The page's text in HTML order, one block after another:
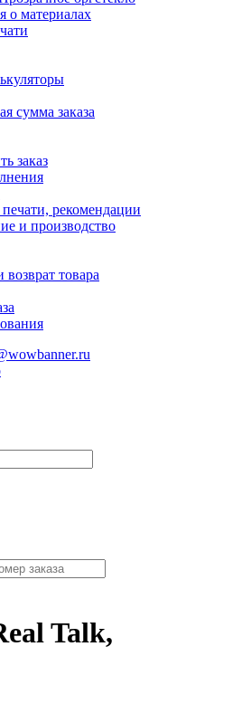
о материалах
сумма заказа
заказ
рекомендации
и производство
товара
Talk,